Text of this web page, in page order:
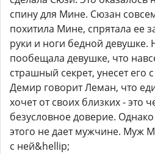
спину для Мине. Сюзан
похитила Мине, спрятала ее
руки и ноги бедной девушке.
пообещала девушке, что
страшный секрет, унесет его
Демир говорит Леман, что
хочет от своих близких - это
безусловное доверие.
этого не дает мужчине. Муж
с ней&hellip;